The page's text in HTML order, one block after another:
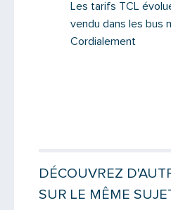
Les tarifs TCL
vendu dans les bus
Cordialement
DÉCOUVREZ
SUR LE MÊME